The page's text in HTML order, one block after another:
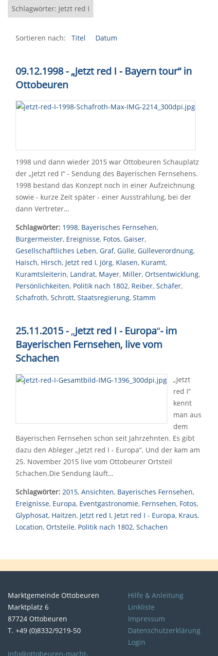
Schlagwörter: Jetzt red I
Sortieren nach: Titel Datum
09.12.1998 - „Jetzt red I - Bayern tour“ in
Ottobeuren
1998 und dann wieder 2015 war Ottobeuren Schauplatz
der „Jetzt red I“ - Sendung des Bayerischen Fernsehens.
1998 bestand das Konzept noch in einer Aufzeichnung
sowie - kurze Zeit später - einer Ausstrahlung, bei der
dann Vertreter…
Schlagwörter: 1998, Bayerisches Fernsehen,
Bürgermeister, Ereignisse, Fotos, Gaiser,
Gesellschaftliches Leben, Graf, Gülle, Gülleverordnung,
Haisch, Hirsch, Jetzt red I, Jörg, Klasen, Kuramt,
Kuramtsleiterin, Landrat, Mayer, Miller, Ortsentwicklung,
Persönlichkeiten, Politik nach 1802, Reiber, Schäfer,
Schafroth, Schrott, Staatsregierung, Stamm
25.11.2015 -„Jetzt red I - Europa“- im
Bayerischen Fernsehen, live vom
Schachen
„Jetzt
red I“
kennt
man aus
dem
Bayerischen Fernsehen schon seit Jahrzehnten. Es gibt
dazu den Ableger „Jetzt red I - Europa“. Und der kam am
25. November 2015 live vom Ottobeurer Ortsteil
Schachen.Die Sendung läuft…
Schlagwörter: 2015, Ansichten, Bayerisches Fernsehen,
Ereignisse, Europa, Eventgastronomie, Fernsehen, Fotos,
Glyphosat, Haitzen, Jetzt red I, Jetzt red I - Europa, Kraus,
Location, Ortsteile, Politik nach 1802, Schachen
Marktgemeinde Ottobeuren
Marktplatz 6
87724 Ottobeuren
T. +49 (0)8332/9219-50
info@ottobeuren-macht-
Hilfe & Anleitung
Linkliste
Impressum
Datenschutzerklärung
Login